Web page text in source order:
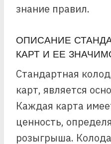
знание правил.
ОПИСАНИЕ
КАРТ И ЕЕ
Стандартная
карт, является
Каждая карта
ценность,
розыгрыша.